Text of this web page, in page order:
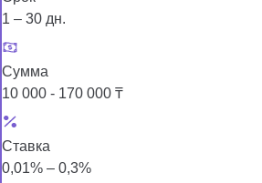
1 – 30 дн.
Сумма
10 000 - 170 000 ₸
Ставка
0,01% – 0,3%